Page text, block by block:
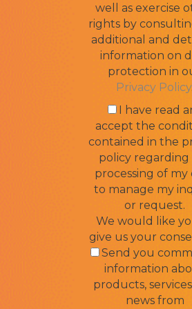
well as exercise
rights by
additional and
information on
protection in
Privacy Policy.
I have read
accept the
contained in the
policy regarding
processing of my
to manage my
or request.
We would like
give us your
Send you
information
products,
news from